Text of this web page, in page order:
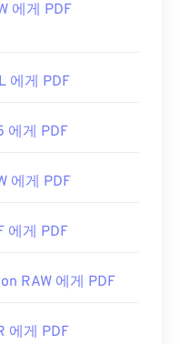
에게 PDF
에게 PDF
에게 PDF
에게 PDF
에게 PDF
RAW 에게 PDF
에게 PDF